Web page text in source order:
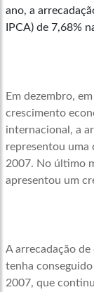
ano, a
IPCA) de 7,68%
Em dezembro,
crescimento
internacional, a
representou uma
2007. No último
apresentou um
A arrecadação
tenha
2007, que